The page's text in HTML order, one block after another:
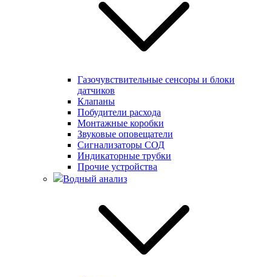
Газочувствительные сенсоры и блоки
датчиков
Клапаны
Побудители расхода
Монтажные коробки
Звуковые оповещатели
Сигнализаторы СОД
Индикаторные трубки
Прочие устройства
Водный анализ